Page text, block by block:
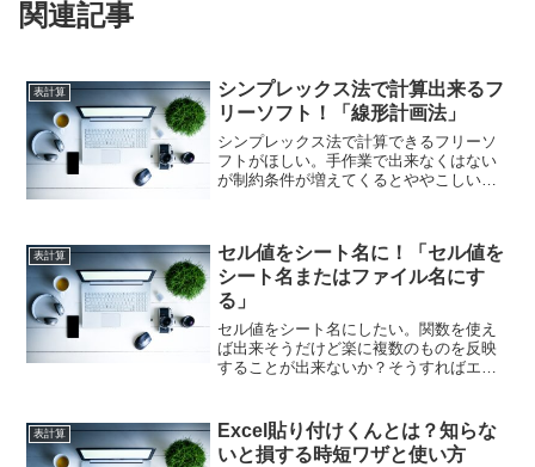
関連記事
表計算
シンプレックス法で計算出来るフ
リーソフト！「線形計画法」
シンプレックス法で計算できるフリーソ
フトがほしい。手作業で出来なくはない
が制約条件が増えてくるとややこしい。
クス法の計算が簡単にできますよ！
表計算
セル値をシート名に！「セル値を
シート名またはファイル名にす
る」
セル値をシート名にしたい。関数を使え
ば出来そうだけど楽に複数のものを反映
することが出来ないか？そうすればエク
ト名またはファイル名にする」。簡単に
セルの値をシート名に出来ますよ！
表計算
Excel貼り付けくんとは？知らな
いと損する時短ワザと使い方